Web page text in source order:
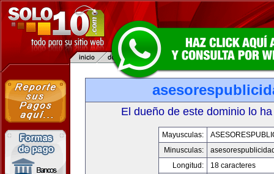
El dueño de este dominio lo
Mayusculas:
Minusculas:
Longitud:
18 caracteres